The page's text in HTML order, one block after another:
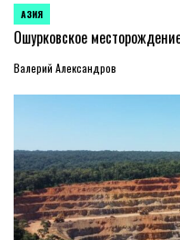
ОПУБЛИКОВАНО
В
АЗИЯ
Ошурковское
Валерий Александров